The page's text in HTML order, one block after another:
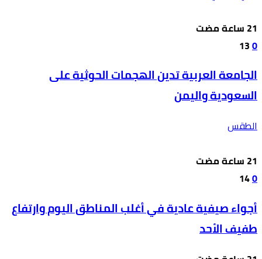
0
13
الجامعة العربية تدين الهجمات الحوثية على
السعودية واليمن
الطقس
0
14
أجواء صيفية عادية في أغلب المناطق اليوم وارتفاع
طفيف الأحد